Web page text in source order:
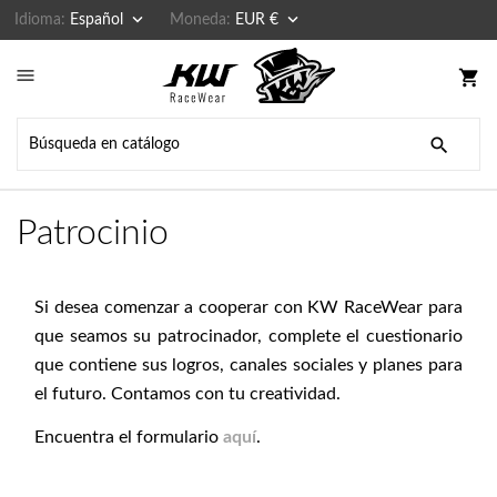
Idioma: Español  Moneda: EUR € 
 shopping_cart

Patrocinio
Si desea comenzar a cooperar con KW RaceWear para
que seamos su patrocinador, complete el cuestionario
que contiene sus logros, canales sociales y planes para
el futuro. Contamos con tu creatividad.
Encuentra el formularioaquí.